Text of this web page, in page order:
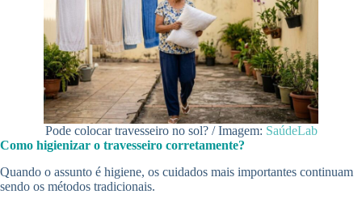
Pode colocar travesseiro no sol? / Imagem: SaúdeLab
Como higienizar o travesseiro corretamente?
Quando o assunto é higiene, os cuidados mais importantes continuam
sendo os métodos tradicionais.